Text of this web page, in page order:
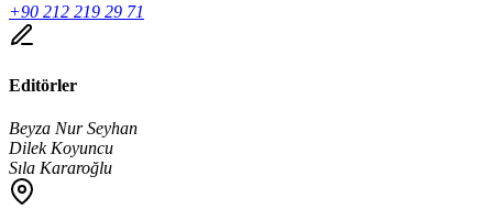
+90 212 219 29 71
Editörler
Beyza Nur Seyhan
Dilek Koyuncu
Sıla Kararoğlu